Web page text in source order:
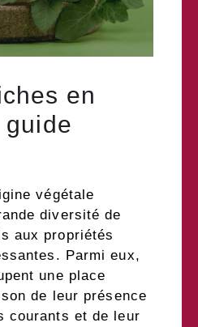
en
végétale
diversité de
aux propriétés
Parmi eux,
une place
de leur présence
courants et de leur